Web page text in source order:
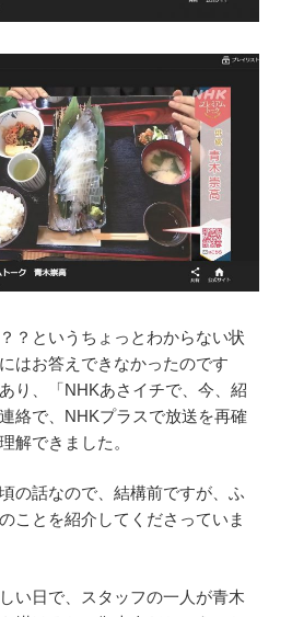
？というちょっとわからない状
はお答えできなかったのです
り、「NHKあさイチで、今、紹
絡で、NHKプラスで放送を再確
解できました。
の話なので、結構前ですが、ふ
ことを紹介してくださっていま
い日で、スタッフの一人が青木